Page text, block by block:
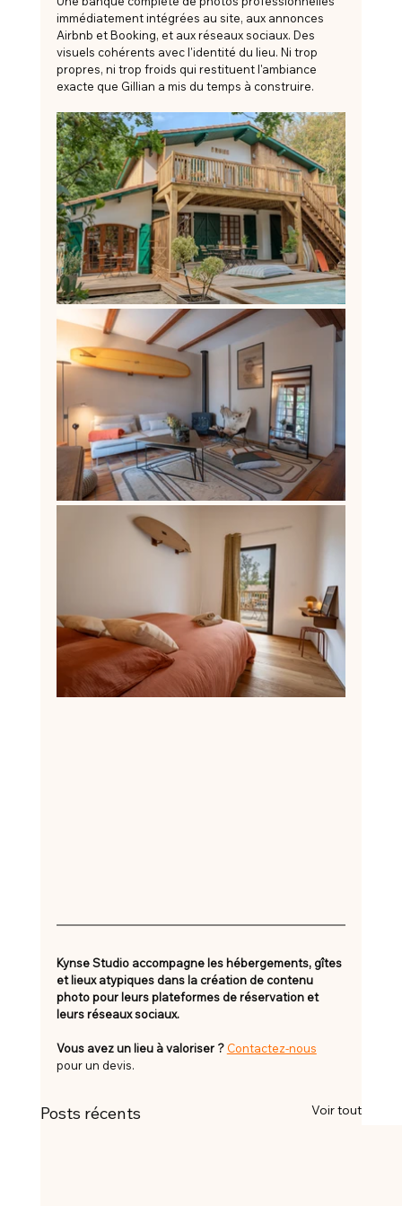
immédiatement intégrées au site, aux annonces
Airbnb et Booking, et aux réseaux sociaux. Des
visuels cohérents avec l'identité du lieu. Ni trop
propres, ni trop froids qui restituent l'ambiance
exacte que Gillian a mis du temps à construire.
Kynse Studio accompagne les hébergements, gîtes
et lieux atypiques dans la création de contenu
photo pour leurs plateformes de réservation et
leurs réseaux sociaux.
Vous avez un lieu à valoriser ? Contactez-nous
pour un devis.
Posts récents Voir tout